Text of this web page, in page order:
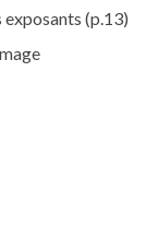
exposants (p.13)